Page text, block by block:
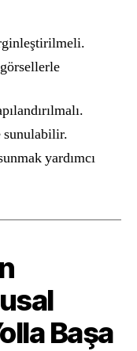
sunulabilir.
yardımcı
Başa